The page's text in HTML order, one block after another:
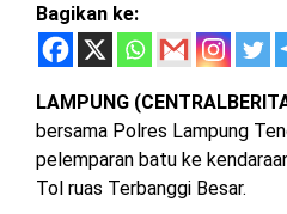
LAMPUNG
BARAT
LAMPUNG
TIMUR
LAMPUNG
UTARA
DPRD
LAMSEL
DPRD
LAMTENG
Bagikan ke:
LAMPUNG
bersama Polres Lampung
pelemparan batu ke
Tol ruas Terbanggi Besar.